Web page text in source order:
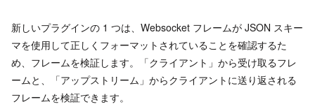
新しいプラグインの 1 つは、Websocket フレームが JSON スキー
マを使用して正しくフォーマットされていることを確認するた
め、フレームを検証します。「クライアント」から受け取るフレ
ームと、「アップストリーム」からクライアントに送り返される
フレームを検証できます。